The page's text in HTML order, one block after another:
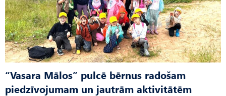
“Vasara Mālos” pulcē bērnus radošam
piedzīvojumam un jautrām aktivitātēm